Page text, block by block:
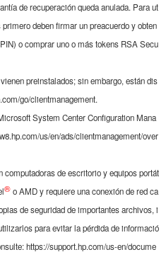
de recuperación queda anulada. Para ut
deben firmar un preacuerdo y obten
o comprar uno o más tokens RSA Secu
preinstalados; sin embargo, están dis
go/clientmanagement.
System Center Configuration Mana
us/en/ads/clientmanagement/over
computadoras de escritorio y equipos portát
®o AMD y requiere una conexión de red ca
de seguridad de importantes archivos, i
para evitar la pérdida de informació
https://support.hp.com/us-en/docume